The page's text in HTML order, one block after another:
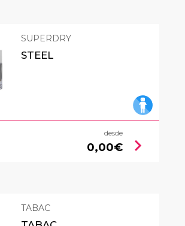
SUPERDRY
STEEL
desde
0,00€ chevron_right
TABAC